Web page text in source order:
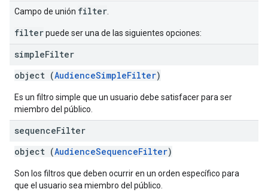
Campo de unión filter
filterpuede ser una de las siguientes opciones:
simpleFilter
object (AudienceSimpleFilter)
Es un filtro simple que un usuario debe satisfacer para ser
miembro del público.
sequenceFilter
object (AudienceSequenceFilter)
Son los filtros que deben ocurrir en un orden específico para
que el usuario sea miembro del público.